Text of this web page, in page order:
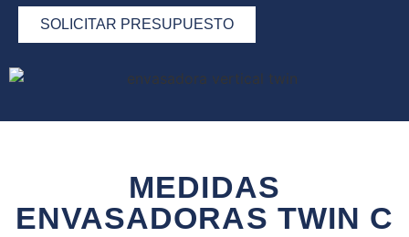
SOLICITAR PRESUPUESTO
MEDIDAS
ENVASADORAS TWIN C